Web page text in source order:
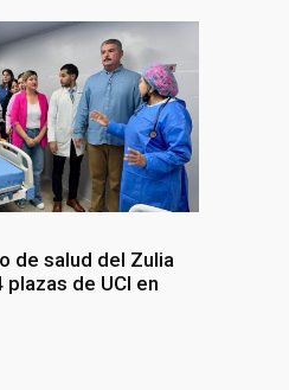
de salud del Zulia
de UCI en